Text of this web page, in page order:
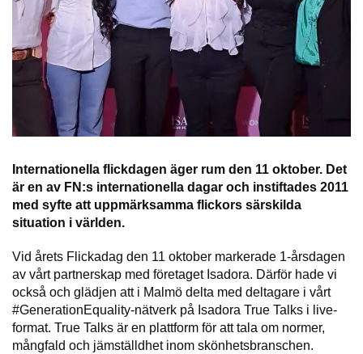
Internationella flickdagen äger rum den 11 oktober. Det
är en av FN:s internationella dagar och instiftades 2011
med syfte att uppmärksamma flickors särskilda
situation i världen.
Vid årets Flickadag den 11 oktober markerade 1-årsdagen
av vårt partnerskap med företaget Isadora. Därför hade vi
också och glädjen att i Malmö delta med deltagare i vårt
#GenerationEquality-nätverk på Isadora True Talks i live-
format. True Talks är en plattform för att tala om normer,
mångfald och jämställdhet inom skönhetsbranschen.